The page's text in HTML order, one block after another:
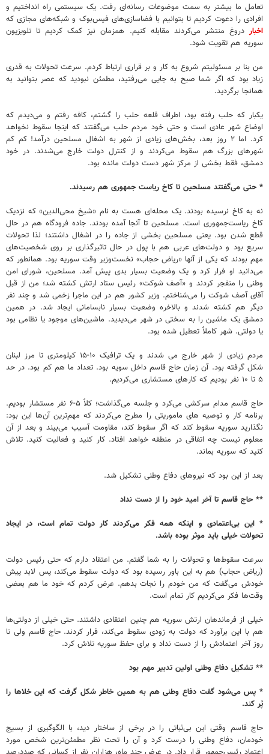
تعامل ما بیشتر به سمت موضوعات رسانه‌ای رفت. یک سیستمی راه انداختیم و
افرادی را دعوت کردیم تا بتوانیم با فضاسازی‌های فیس‌بوک و شبکه‌های مجازی که
اخباردروغ منتشر می‌کردند مقابله کنیم. همزمان نیز کمک کردیم تا تلویزیون
سوریه هم تقویت شود.
من بنا بر مسئولیتم شروع به کار و بر قراری ارتباط کردم. سرعت تحولات به قدری
زیاد بود که اگر شما صبح به جایی می‌رفتید، مطمئن نبودید که عصر بتوانید به
همانجا برگردید.
یکبار که حلب رفته بود، اطراف قلعه حلب را گشتم، کافه رفتم و می‌دیدم که
اوضاع شهر عادی است و حتی خود مردم حلب می‌گفتند که اینجا سقوط نخواهد
کرد. اما ۲ روز بعد، بخش‌های زیادی از شهر به اشغال مسلحین درآمد! کم کم
شهرهای بزرگ هم سقوط می‌کردند و از کنترل دولت خارج می‌شدند. در خود
دمشق، فقط بخشی از مرکز شهر دست دولت مانده بود.
* حتی می‌گفتند مسلحین تا کاخ ریاست جمهوری هم رسیدند.
نه به کاخ نرسیده بودند. یک محله‌ای هست به نام «شیخ محی‌الدین» که نزدیک
کاخ ریاست‌جمهوری است. مسلحین تا آنجا آمده بودند. جاده فرودگاه هم در حال
قطع شدن بود. یعنی مسلحین بخشی از جاده را در اشغال داشتند؛ لذا تحولات
سریع بود و دولت‌های عربی هم با پول در حال تاثیرگذاری بر روی شخصیت‌های
مهم بودند که یکی از آنها «ریاض حجاب» نخست‌وزیر وقت سوریه بود. همانطور که
می‌دانید او فرار کرد و یک وضعیت بسیار بدی پیش آمد. مسلحین، شورای امن
وطنی را منفجر کردند و «آصف شوکت» رئیس ستاد ارتش کشته شد؛ من از قبل
آقای آصف شوکت را می‌شناختم. وزیر کشور هم در این ماجرا زخمی شد و چند نفر
دیگر هم کشته شدند و بالاخره وضعیت بسیار نابسامانی ایجاد شد. در همین
دمشق یک ماشین را به سختی در شهر می‌دیدید. ماشین‌های موجود یا نظامی بود
یا دولتی. شهر کاملاً تعطیل شده بود.
مردم زیادی از شهر خارج می شدند و یک ترافیک ۱۰-۱۵ کیلومتری تا مرز لبنان
شکل گرفته بود. آن زمان حاج قاسم داخل سویه بود. تعداد ما هم کم بود. در حد
۵ تا ۱۰ نفر بودیم که کارهای مستشاری می‌کردیم.
حاج قاسم مدام سرکشی می‌کرد و جلسه‌ می‌گذاشت؛ کلاً ۵-۶ نفر مستشار بودیم.
برنامه کار و توصیه های ماموریتی را مطرح می‌کردند که مهم‌ترین آن‌ها این بود:
نگذارید سوریه سقوط کند که اگر سقوط کند، مقاومت آسیب می‌بیند و بعد از آن
معلوم نیست چه اتفاقی در منطقه خواهد افتاد. کار کنید و فعالیت کنید. تلاش
کنید که سوریه بماند.
بعد از این بود که نیروهای دفاع وطنی تشکیل شد.
** حاج قاسم تا آخر امید خود را از دست نداد
* این بی‌اعتمادی و اینکه همه فکر می‌کردند کار دولت تمام است، در ایجاد
تحولات خیلی باید موثر بوده باشد.
سرعت سقوط‌ها و تحولات را به شما گفتم. من اعتقاد دارم که حتی رئیس دولت
(ریاض حجاب) هم به این باور رسیده بود که دولت سقوط می‌کند، پس لابد پیش
خودش می‌گفت که من خودم را نجات بدهم. عرض کردم که خود ما هم بعضی
وقت‌ها فکر می‌کردیم کار تمام است.
خیلی از فرماندهان ارتش سوریه هم چنین اعتقادی داشتند. حتی خیلی از دولتی‌ها
هم با این برآورد که دولت به زودی سقوط می‌کند، فرار کردند. حاج قاسم ولی تا
روز آخر اعتمادش را از دست نداد و برای حفظ سوریه تلاش کرد.
** تشکیل دفاع وطنی اولین تدبیر مهم بود
* پس می‌شود گفت دفاع وطنی هم به همین خاطر شکل گرفت که این خلاها را
پُر کند.
حاج قاسم وقتی این بی‌ثباتی را در برخی از ساختار دید، با الگوگیری از بسیج
خودمان، دفاع وطنی را درست کرد و آن را تحت نظر مطمئن‌ترین شخص مورد